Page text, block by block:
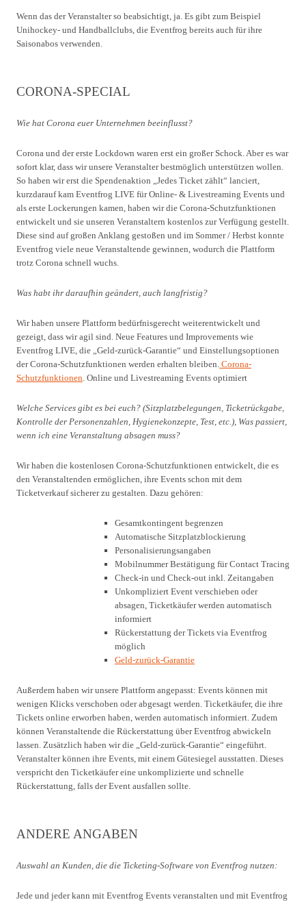
Wenn das der Veranstalter so beabsichtigt, ja. Es gibt zum Beispiel
Unihockey- und Handballclubs, die Eventfrog bereits auch für ihre
Saisonabos verwenden.
CORONA-SPECIAL
Wie hat Corona euer Unternehmen beeinflusst?
Corona und der erste Lockdown waren erst ein großer Schock. Aber es war
sofort klar, dass wir unsere Veranstalter bestmöglich unterstützen wollen.
So haben wir erst die Spendenaktion „Jedes Ticket zählt“ lanciert,
kurzdarauf kam Eventfrog LIVE für Online- & Livestreaming Events und
als erste Lockerungen kamen, haben wir die Corona-Schutzfunktionen
entwickelt und sie unseren Veranstaltern kostenlos zur Verfügung gestellt.
Diese sind auf großen Anklang gestoßen und im Sommer / Herbst konnte
Eventfrog viele neue Veranstaltende gewinnen, wodurch die Plattform
trotz Corona schnell wuchs.
Was habt ihr daraufhin geändert, auch langfristig?
Wir haben unsere Plattform bedürfnisgerecht weiterentwickelt und
gezeigt, dass wir agil sind. Neue Features und Improvements wie
Eventfrog LIVE, die „Geld-zurück-Garantie“ und Einstellungsoptionen
der Corona-Schutzfunktionen werden erhalten bleiben. Corona-
Schutzfunktionen. Online und Livestreaming Events optimiert
Welche Services gibt es bei euch? (Sitzplatzbelegungen, Ticketrückgabe,
Kontrolle der Personenzahlen, Hygienekonzepte, Test, etc.), Was passiert,
wenn ich eine Veranstaltung absagen muss?
Wir haben die kostenlosen Corona-Schutzfunktionen entwickelt, die es
den Veranstaltenden ermöglichen, ihre Events schon mit dem
Ticketverkauf sicherer zu gestalten. Dazu gehören:
Gesamtkontingent begrenzen
Automatische Sitzplatzblockierung
Personalisierungsangaben
Mobilnummer Bestätigung für Contact Tracing
Check-in und Check-out inkl. Zeitangaben
Unkompliziert Event verschieben oder
absagen, Ticketkäufer werden automatisch
informiert
Rückerstattung der Tickets via Eventfrog
möglich
Geld-zurück-Garantie
Außerdem haben wir unsere Plattform angepasst: Events können mit
wenigen Klicks verschoben oder abgesagt werden. Ticketkäufer, die ihre
Tickets online erworben haben, werden automatisch informiert. Zudem
können Veranstaltende die Rückerstattung über Eventfrog abwickeln
lassen. Zusätzlich haben wir die „Geld-zurück-Garantie“ eingeführt.
Veranstalter können ihre Events, mit einem Gütesiegel ausstatten. Dieses
verspricht den Ticketkäufer eine unkomplizierte und schnelle
Rückerstattung, falls der Event ausfallen sollte.
ANDERE ANGABEN
Auswahl an Kunden, die die Ticketing-Software von Eventfrog nutzen:
Jede und jeder kann mit Eventfrog Events veranstalten und mit Eventfrog